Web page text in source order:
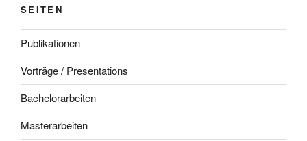
SEITEN
Publikationen
Vorträge / Presentations
Bachelorarbeiten
Masterarbeiten